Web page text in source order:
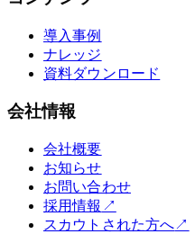
導入事例
ナレッジ
資料ダウンロード
会社情報
会社概要
お知らせ
お問い合わせ
採用情報 ↗
スカウトされた方へ↗